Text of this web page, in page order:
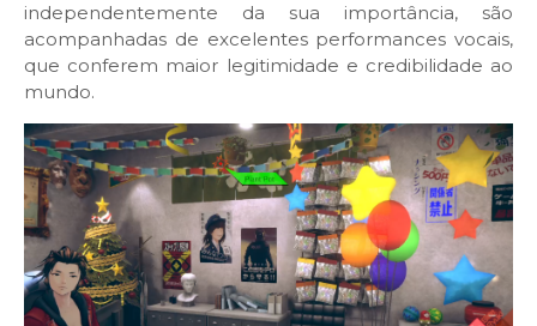
independentemente da sua importância, são
acompanhadas de excelentes performances vocais,
que conferem maior legitimidade e credibilidade ao
mundo.